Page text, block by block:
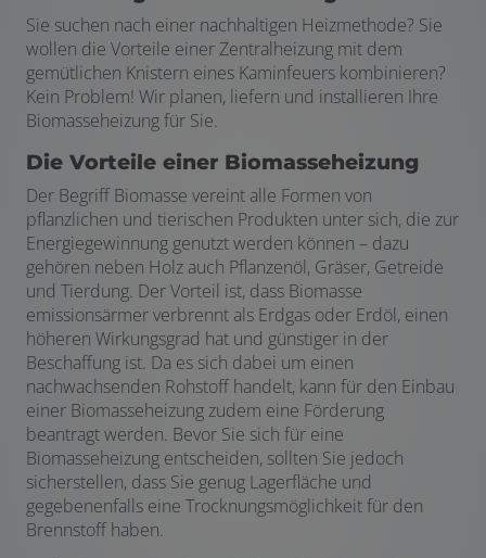
Sie suchen nach einer nachhaltigen Heizmethode? Sie
wollen die Vorteile einer Zentralheizung mit dem
gemütlichen Knistern eines Kaminfeuers kombinieren?
Kein Problem! Wir planen, liefern und installieren Ihre
Biomasseheizung für Sie.
Die Vorteile einer Biomasseheizung
Der Begriff Biomasse vereint alle Formen von
pflanzlichen und tierischen Produkten unter sich, die zur
Energiegewinnung genutzt werden können – dazu
gehören neben Holz auch Pflanzenöl, Gräser, Getreide
und Tierdung. Der Vorteil ist, dass Biomasse
emissionsärmer verbrennt als Erdgas oder Erdöl, einen
höheren Wirkungsgrad hat und günstiger in der
Beschaffung ist. Da es sich dabei um einen
nachwachsenden Rohstoff handelt, kann für den Einbau
einer Biomasseheizung zudem eine Förderung
beantragt werden. Bevor Sie sich für eine
Biomasseheizung entscheiden, sollten Sie jedoch
sicherstellen, dass Sie genug Lagerfläche und
gegebenenfalls eine Trocknungsmöglichkeit für den
Brennstoff haben.